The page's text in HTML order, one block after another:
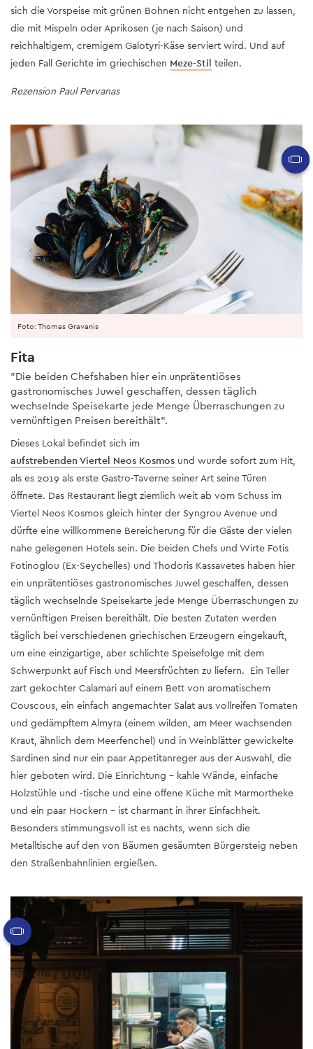
sich die Vorspeise mit grünen Bohnen nicht entgehen zu lassen,
die mit Mispeln oder Aprikosen (je nach Saison) und
reichhaltigem, cremigem Galotyri-Käse serviert wird. Und auf
jeden Fall Gerichte im griechischen Meze-Stil teilen.
Rezension Paul Pervanas
Foto: Thomas Gravanis
Fita
"Die beiden Chefshaben hier ein unprätentiöses
gastronomisches Juwel geschaffen, dessen täglich
wechselnde Speisekarte jede Menge Überraschungen zu
vernünftigen Preisen bereithält".
Dieses Lokal befindet sich im
aufstrebenden Viertel Neos Kosmos und wurde sofort zum Hit,
als es 2019 als erste Gastro-Taverne seiner Art seine Türen
öffnete. Das Restaurant liegt ziemlich weit ab vom Schuss im
Viertel Neos Kosmos gleich hinter der Syngrou Avenue und
dürfte eine willkommene Bereicherung für die Gäste der vielen
nahe gelegenen Hotels sein. Die beiden Chefs und Wirte Fotis
Fotinoglou (Ex-Seychelles) und Thodoris Kassavetes haben hier
ein unprätentiöses gastronomisches Juwel geschaffen, dessen
täglich wechselnde Speisekarte jede Menge Überraschungen zu
vernünftigen Preisen bereithält. Die besten Zutaten werden
täglich bei verschiedenen griechischen Erzeugern eingekauft,
um eine einzigartige, aber schlichte Speisefolge mit dem
Schwerpunkt auf Fisch und Meersfrüchten zu liefern. Ein Teller
zart gekochter Calamari auf einem Bett von aromatischem
Couscous, ein einfach angemachter Salat aus vollreifen Tomaten
und gedämpftem Almyra (einem wilden, am Meer wachsenden
Kraut, ähnlich dem Meerfenchel) und in Weinblätter gewickelte
Sardinen sind nur ein paar Appetitanreger aus der Auswahl, die
hier geboten wird. Die Einrichtung – kahle Wände, einfache
Holzstühle und -tische und eine offene Küche mit Marmortheke
und ein paar Hockern – ist charmant in ihrer Einfachheit.
Besonders stimmungsvoll ist es nachts, wenn sich die
Metalltische auf den von Bäumen gesäumten Bürgersteig neben
den Straßenbahnlinien ergießen.